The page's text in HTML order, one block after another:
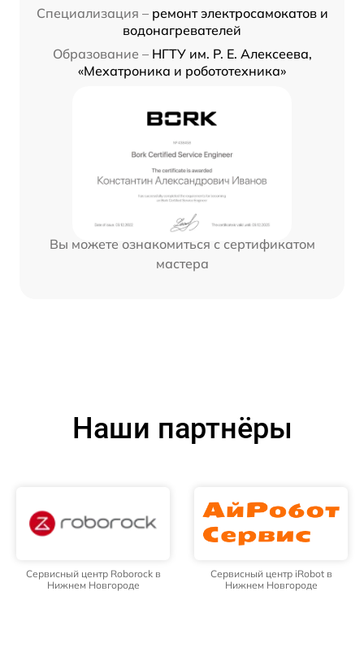
Специализация – ремонт электросамокатов и
водонагревателей
Образование – НГТУ им. Р. Е. Алексеева,
«Мехатроника и робототехника»
Вы можете ознакомиться с сертификатом
мастера
Наши партнёры
Сервисный центр Roborock в
Нижнем Новгороде
Сервисный центр iRobot в
Нижнем Новгороде